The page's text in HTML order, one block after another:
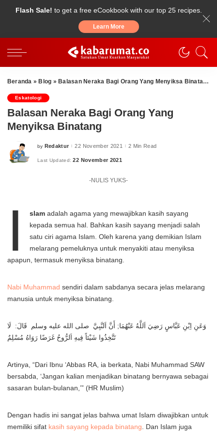
Flash Sale! to get a free eCookbook with our top 25 recipes.
Learn More
Beranda » Blog » Balasan Neraka Bagi Orang Yang Menyiksa Binatang
Eskatologi
Balasan Neraka Bagi Orang Yang
Menyiksa Binatang
Posted
by Redaktur 22 November 2021 2 Min Read
Last Updated: 22 November 2021
-NULIS YUKS-
I slamadalah agama yang mewajibkan kasih sayang
kepada semua hal. Bahkan kasih sayang menjadi salah
satu ciri agama Islam. Oleh karena yang demikian Islam
melarang pemeluknya untuk menyakiti atau menyiksa
apapun, termasuk menyiksa binatang.
Nabi Muhammad sendiri dalam sabdanya secara jelas melarang
manusia untuk menyiksa binatang.
وَعَنِ اِبْنِ عَبَّاسٍ رَضِيَ اَللَّهُ عَنْهُمَا; أَنَّ اَلنَّبِيَّ صلى الله عليه وسلم قَالَ: لَا
تَتَّخِذُوا شَيْئاً فِيهِ اَلرُّوحُ غَرَضًا رَوَاهُ مُسْلِمٌ
Artinya, “Dari Ibnu ‘Abbas RA, ia berkata, Nabi Muhammad SAW
bersabda, ‘Jangan kalian menjadikan binatang bernyawa sebagai
sasaran bulan-bulanan,’” (HR Muslim)
Dengan hadis ini sangat jelas bahwa umat Islam diwajibkan untuk
memiliki sifat kasih sayang kepada binatang . Dan Islam juga